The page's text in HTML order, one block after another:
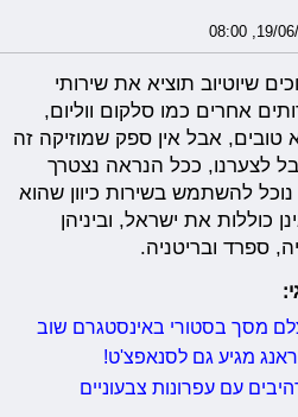
אנחנו מחכים שיוטיוב תוציא את שירותי
אחרים כמו סלקום ווליום,
טובים, אבל אין ספק שמוזיקה זה
לצערנו, ככל הנראה נצטרך
להשתמש בשירות כיוון שהוא
שאינן כוללות את ישראל, וביניהן
ספרד ובריטניה.
מסך בסטורי באינסטגרם שוב
מגיע גם לסנאפצ'ט!
עם עפרונות צבעוניים